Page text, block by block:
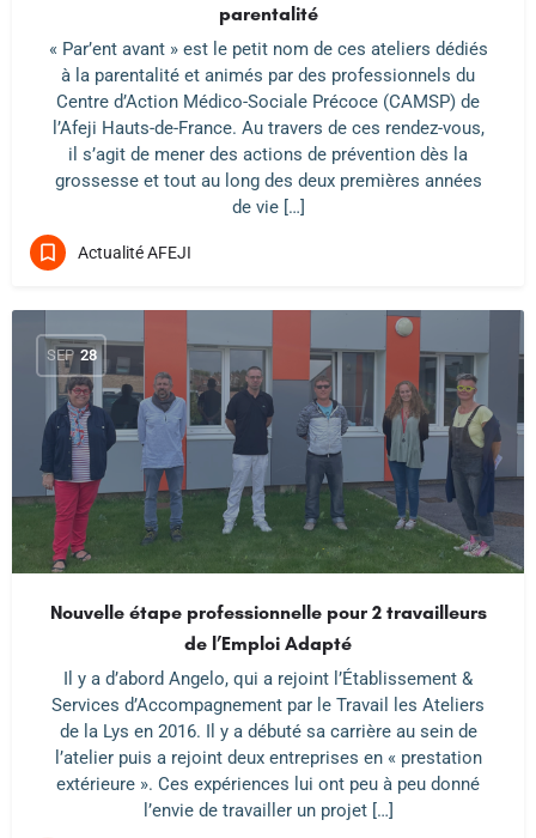
parentalité
« Par’ent avant » est le petit nom de ces ateliers dédiés
à la parentalité et animés par des professionnels du
Centre d’Action Médico-Sociale Précoce (CAMSP) de
l’Afeji Hauts-de-France. Au travers de ces rendez-vous,
il s’agit de mener des actions de prévention dès la
grossesse et tout au long des deux premières années
de vie […]
Actualité AFEJI
SEP 28
Nouvelle étape professionnelle pour 2 travailleurs
de l’Emploi Adapté
Il y a d’abord Angelo, qui a rejoint l’Établissement &
Services d’Accompagnement par le Travail les Ateliers
de la Lys en 2016. Il y a débuté sa carrière au sein de
l’atelier puis a rejoint deux entreprises en « prestation
extérieure ». Ces expériences lui ont peu à peu donné
l’envie de travailler un projet […]